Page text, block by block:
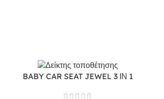
BABY CAR SEAT JEWEL 3 ΙΝ 1